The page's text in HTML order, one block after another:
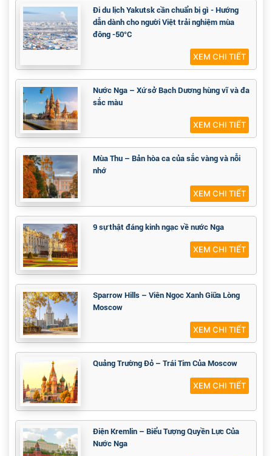
Đi du lịch Yakutsk cần chuẩn bị gì - Hướng
dẫn dành cho người Việt trải nghiệm mùa
đông -50°C
XEM CHI TIẾT
Nước Nga – Xứ sở Bạch Dương hùng vĩ và đa
sắc màu
XEM CHI TIẾT
Mùa Thu – Bản hòa ca của sắc vàng và nỗi
nhớ
XEM CHI TIẾT
9 sự thật đáng kinh ngạc về nước Nga
XEM CHI TIẾT
Sparrow Hills – Viên Ngọc Xanh Giữa Lòng
Moscow
XEM CHI TIẾT
Quảng Trường Đỏ – Trái Tim Của Moscow
XEM CHI TIẾT
Điện Kremlin – Biểu Tượng Quyền Lực Của
Nước Nga